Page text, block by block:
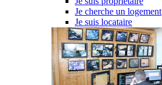
Je cherche un logement
Je suis locataire